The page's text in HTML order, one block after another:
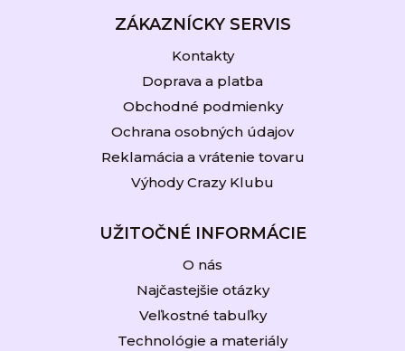
ZÁKAZNÍCKY SERVIS
Kontakty
Doprava a platba
Obchodné podmienky
Ochrana osobných údajov
Reklamácia a vrátenie tovaru
Výhody Crazy Klubu
UŽITOČNÉ INFORMÁCIE
O nás
Najčastejšie otázky
Veľkostné tabuľky
Technológie a materiály